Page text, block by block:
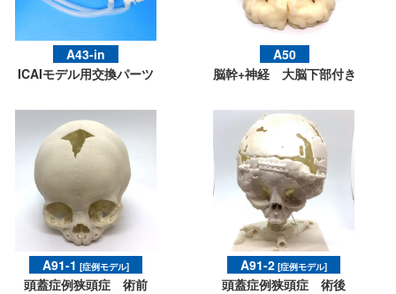
A43-in
ICAIモデル用交換パーツ
A50
脳幹+神経 大脳下部付き
A91-1 [症例モデル]
頭蓋症例狭頭症 術前
A91-2 [症例モデル]
頭蓋症例狭頭症 術後